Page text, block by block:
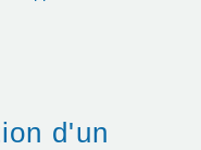
d'un